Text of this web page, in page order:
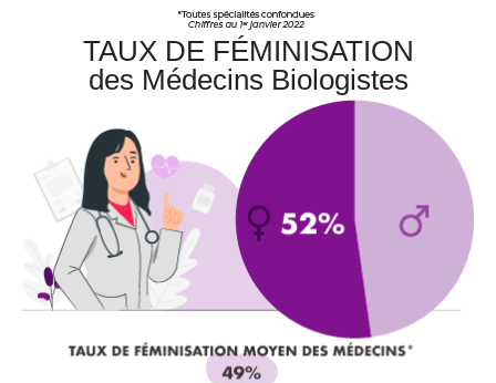
TAUX DE FÉMINISATION
des Médecins Biologistes